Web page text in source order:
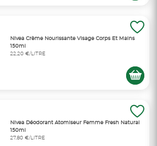
Nivea Crème Nourissante Visage Corps Et Mains
150ml
22,20 €/LITRE
Nivea Déodorant Atomiseur Femme Fresh Natural
150ml
27,80 €/LITRE